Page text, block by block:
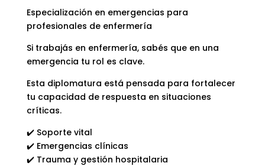
Especialización en emergencias para
profesionales de enfermería
Si trabajás en enfermería, sabés que en una
emergencia tu rol es clave.
Esta diplomatura está pensada para fortalecer
tu capacidad de respuesta en situaciones
críticas.
✔️ Soporte vital
✔️ Emergencias clínicas
✔️ Trauma y gestión hospitalaria